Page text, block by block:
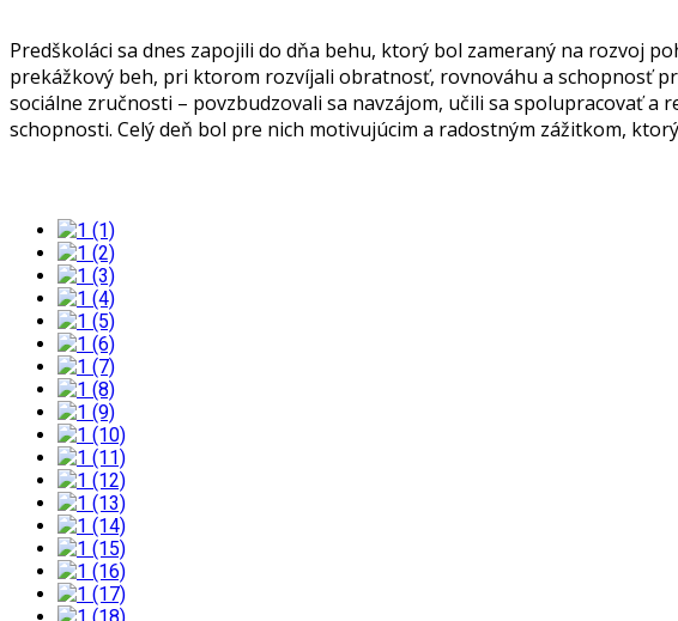
Predškoláci sa dnes zapojili do dňa behu, ktorý bol zameraný na rozvoj
prekážkový beh, pri ktorom rozvíjali obratnosť, rovnováhu a schopnosť
sociálne zručnosti – povzbudzovali sa navzájom, učili sa spolupracovať
schopnosti. Celý deň bol pre nich motivujúcim a radostným zážitkom,